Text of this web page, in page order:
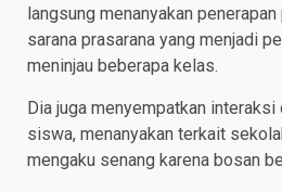
langsung menanyakan
sarana prasarana yang menjadi
meninjau beberapa kelas.
Dia juga menyempatkan
siswa, menanyakan terkait
mengaku senang karena bosan